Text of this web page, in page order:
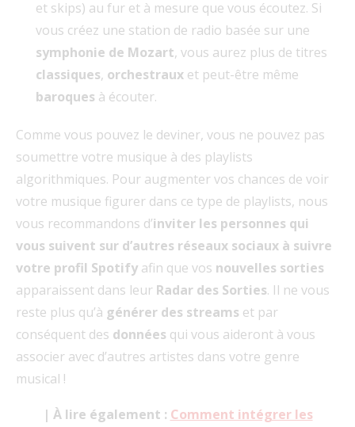
et skips) au fur et à mesure que vous écoutez. Si
vous créez une station de radio basée sur une
symphonie de Mozart, vous aurez plus de titres
classiques, orchestraux et peut-être même
baroques à écouter.
Comme vous pouvez le deviner, vous ne pouvez pas
soumettre votre musique à des playlists
algorithmiques. Pour augmenter vos chances de voir
votre musique figurer dans ce type de playlists, nous
vous recommandons d’inviter les personnes qui
vous suivent sur d’autres réseaux sociaux à suivre
votre profil Spotify afin que vos nouvelles sorties
apparaissent dans leur Radar des Sorties. Il ne vous
reste plus qu’à générer des streams et par
conséquent des données qui vous aideront à vous
associer avec d’autres artistes dans votre genre
musical !
| À lire également : Comment intégrer les